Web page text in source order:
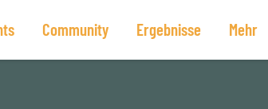
Community Ergebnisse Mehr